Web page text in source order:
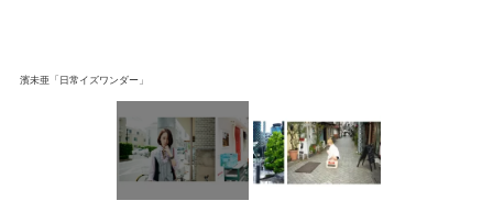
濱未亜「日常イズワンダー」